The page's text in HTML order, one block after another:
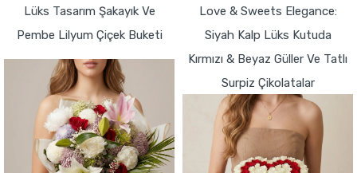
Lüks Tasarım Şakayık Ve
Pembe Lilyum Çiçek Buketi
Love & Sweets Elegance:
Siyah Kalp Lüks Kutuda
Kırmızı & Beyaz Güller Ve Tatlı
Surpiz Çikolatalar